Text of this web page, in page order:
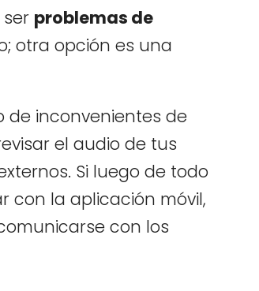
problemas de
otra opción es una
inconvenientes de
el audio de tus
Si luego de todo
con la aplicación móvil,
con los